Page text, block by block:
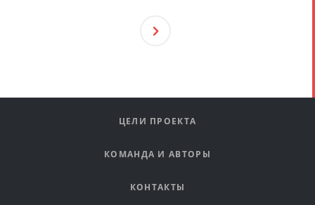
Ующ
ЦЕЛИ ПРОЕКТА
КОМАНДА И АВТОРЫ
КОНТАКТЫ